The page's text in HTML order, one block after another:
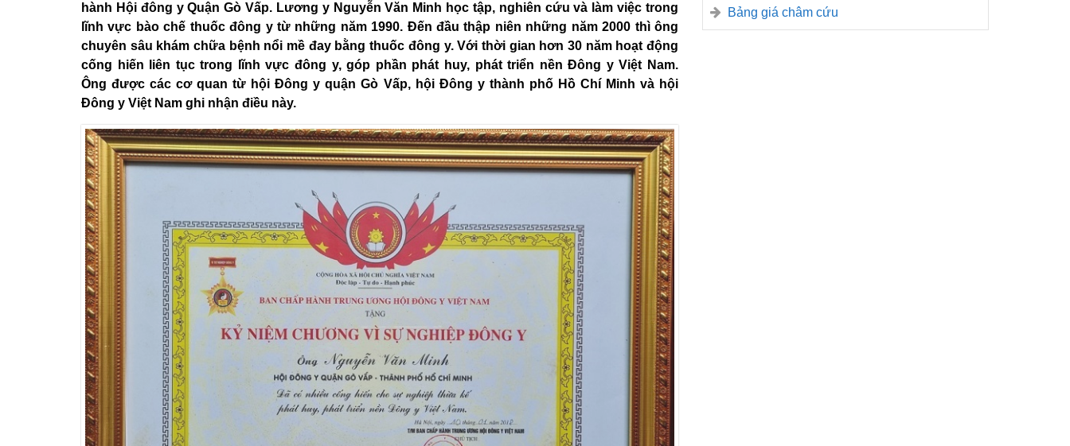
hành Hội đông y Quận Gò Vấp. Lương y Nguyễn Văn Minh học tập, nghiên cứu và làm việc trong
lĩnh vực bào chế thuốc đông y từ những năm 1990. Đến đầu thập niên những năm 2000 thì ông
chuyên sâu khám chữa bệnh nổi mề đay bằng thuốc đông y. Với thời gian hơn 30 năm hoạt động
cống hiến liên tục trong lĩnh vực đông y, góp phần phát huy, phát triển nền Đông y Việt Nam.
Ông được các cơ quan từ hội Đông y quận Gò Vấp, hội Đông y thành phố Hồ Chí Minh và hội
Đông y Việt Nam ghi nhận điều này.
Bảng giá châm cứu